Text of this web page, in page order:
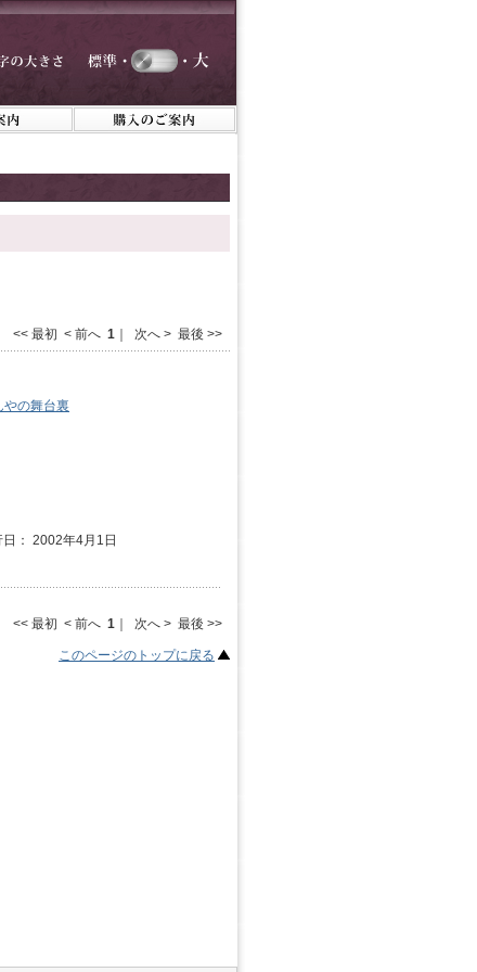
<< 最初 < 前へ 1 ｜ 次へ > 最後 >>
やの舞台裏
2002年4月1日
<< 最初 < 前へ 1 ｜ 次へ > 最後 >>
このページのトップに戻る